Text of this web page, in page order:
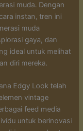
muda. Dengan
instan, tren ini
muda
gaya, dan
ideal untuk melihat
diri mereka.
Edgy Look telah
vintage
feed media
untuk berinovasi